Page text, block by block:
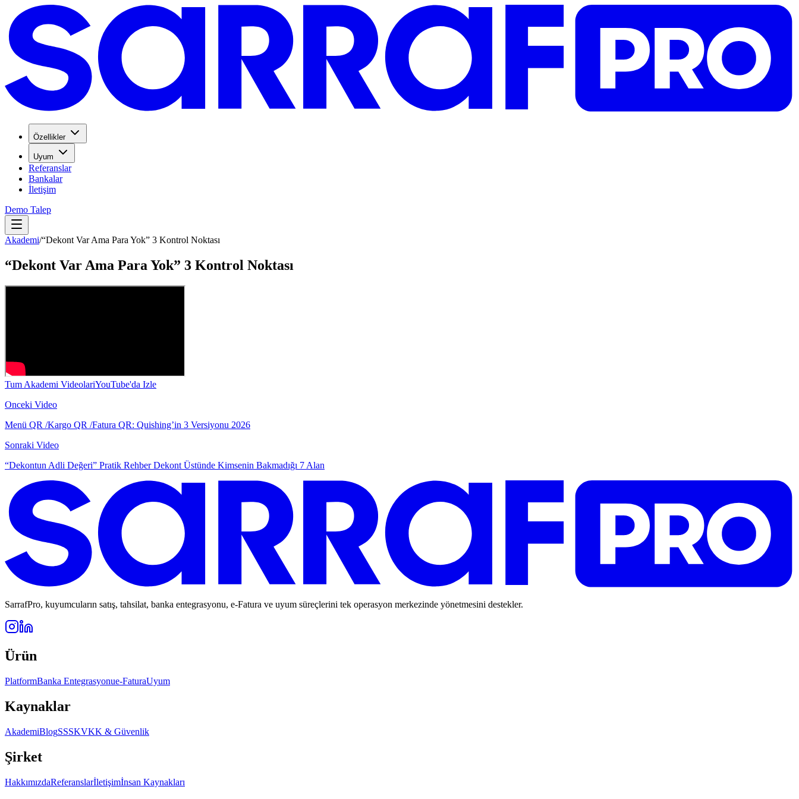
Özellikler
Uyum
Referanslar
Bankalar
İletişim
Demo Talep
Akademi/“Dekont Var Ama Para Yok” 3 Kontrol Noktası
“Dekont Var Ama Para Yok” 3 Kontrol Noktası
Tum Akademi VideolariYouTube'da Izle
Onceki Video
Menü QR /Kargo QR /Fatura QR: Quishing’in 3 Versiyonu 2026
Sonraki Video
“Dekontun Adli Değeri” Pratik Rehber Dekont Üstünde Kimsenin Bakmadığı 7 Alan
SarrafPro, kuyumcuların satış, tahsilat, banka entegrasyonu, e-Fatura ve uyum süreçlerini tek operasyon merkezinde yönetmesini destekler.
Ürün
PlatformBanka Entegrasyonue-FaturaUyum
Kaynaklar
AkademiBlogSSSKVKK & Güvenlik
Şirket
HakkımızdaReferanslarİletişimİnsan Kaynakları